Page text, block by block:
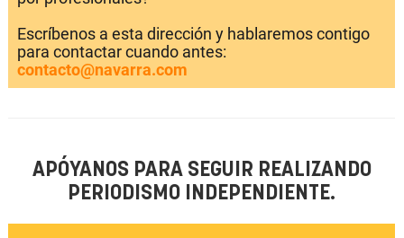
Escríbenos a esta dirección y hablaremos contigo
para contactar cuando antes:
contacto@navarra.com
APÓYANOS PARA SEGUIR REALIZANDO
PERIODISMO INDEPENDIENTE.